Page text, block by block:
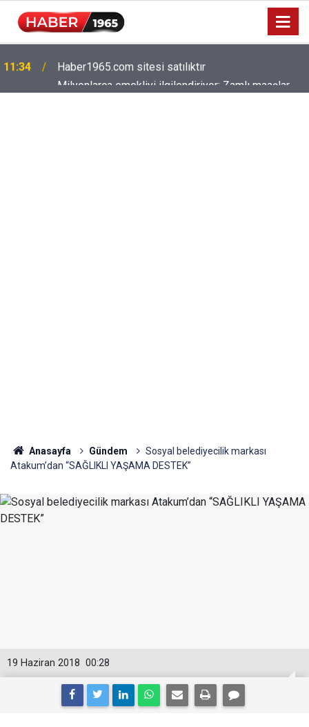
15:52
Milyonlarca emekliyi ilgilendiriyor: Zamlı maaşlar
Anasayfa Gündem
Sosyal belediyecilik markası
Atakum’dan “SAĞLIKLI YAŞAMA DESTEK”
00:28
19 Haziran 2018